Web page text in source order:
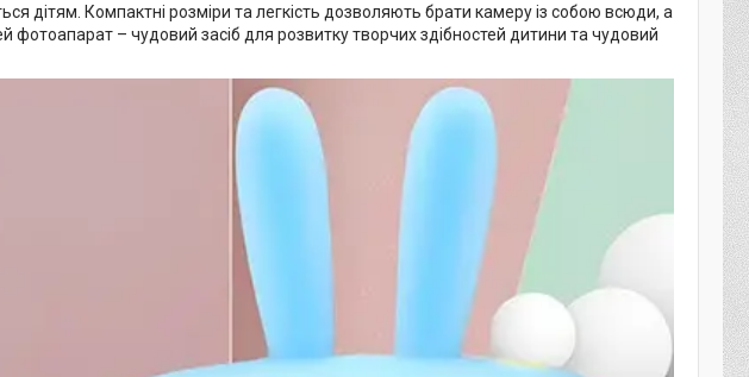
дітям. Компактні розміри та легкість дозволяють брати камеру із собою всюди, а
фотоапарат – чудовий засіб для розвитку творчих здібностей дитини та чудовий